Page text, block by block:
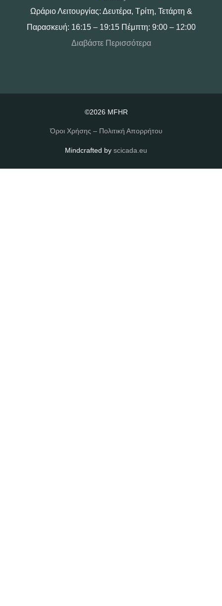
Ωράριο Λειτουργίας: Δευτέρα, Τρίτη, Τετάρτη &
Παρασκευή: 16:15 – 19:15 Πέμπτη: 9:00 – 12:00
Διαβάστε Περισσότερα
©2026 MFHR
Όροι Χρήσης – Πολιτική Απορρήτου
Mindcrafted by scicada.eu